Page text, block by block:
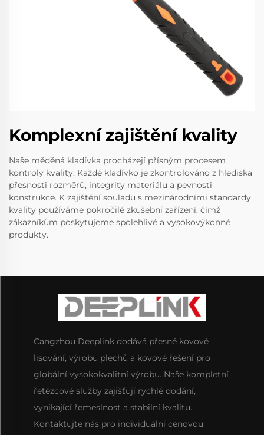
Komplexní zajištění kvality
Naše měděná kladívka procházejí přísným procesem
kontroly kvality. Každé kladívko je zkontrolováno z hlediska
přesnosti rozměrů, integrity materiálu a pevnosti
konstrukce. K zajištění souladu s mezinárodními standardy
kvality používáme pokročilé zkušební zařízení, čímž
zákazníkům poskytujeme spolehlivé a vysokovýkonné
produkty.
Cangzhou Deeplink dodává přesné kovové
lisování, výrobu plechů a kovové řešení pro
globální vysokokvalitní výrobu. Naše kompletní
řetězcové služby zajišťují rychlé dodání,
vynikající řemeslnost a stabilní kvalitu.
Kontaktujte nás pro individuální cenovou